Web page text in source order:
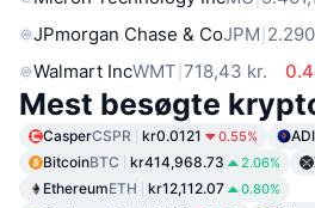
JPmorgan Chase & CoJPM
Walmart IncWMT 718,43 kr.
Mest besøgte
CasperCSPR kr0.0121 0.55% ADI
BitcoinBTC kr414,968.73 2.06%
EthereumETH kr12,112.07 0.80%